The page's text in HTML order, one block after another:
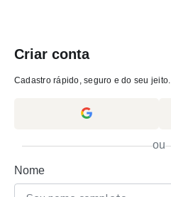
Criar conta
Cadastro rápido, seguro e do seu jeito.
ou
Nome